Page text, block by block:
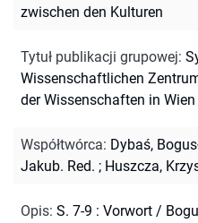
zwischen den Kulturen
Tytuł publikacji grupowej:
Wissenschaftlichen
der Wissenschaften in Wien
Współtwórca: Dybaś,
Jakub. Red. ; Huszcza,
Opis: S. 7-9 : Vorwort /